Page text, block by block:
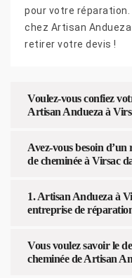
pour votre réparation.
chez Artisan
retirer votre devis !
Voulez-vous confiez
Artisan Andueza à
Avez-vous besoin
de cheminée à Virsac
1. Artisan Andueza à
entreprise de
Vous voulez savoir le
cheminée de Artisan